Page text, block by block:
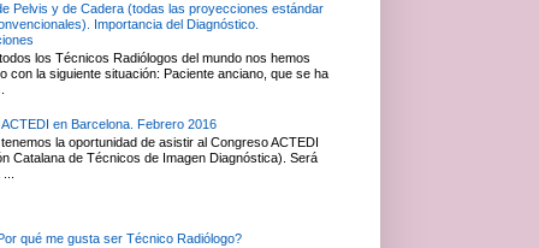
Pelvis y de Cadera (todas las proyecciones estándar
Importancia del Diagnóstico.
los Técnicos Radiólogos del mundo nos hemos
con la siguiente situación: Paciente anciano, que se ha
en Barcelona. Febrero 2016
la oportunidad de asistir al Congreso ACTEDI
Catalana de Técnicos de Imagen Diagnóstica). Será
qué me gusta ser Técnico Radiólogo?